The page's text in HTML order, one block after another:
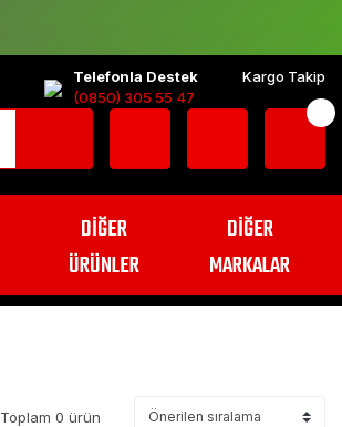
Telefonla Destek
(0850) 305 55 47
Kargo Takip
DİĞER
ÜRÜNLER
DİĞER
MARKALAR
Toplam 0 ürün